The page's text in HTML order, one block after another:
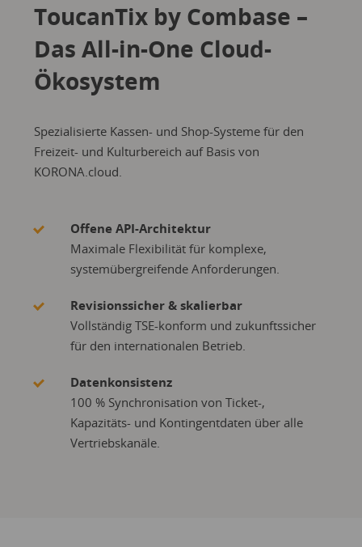
ToucanTix by Combase –
Das All-in-One Cloud-
Ökosystem
Spezialisierte Kassen- und Shop-Systeme für den
Freizeit- und Kulturbereich auf Basis von
KORONA.cloud.
Offene API-Architektur
Maximale Flexibilität für komplexe,
systemübergreifende Anforderungen.
Revisionssicher & skalierbar
Vollständig TSE-konform und zukunftssicher
für den internationalen Betrieb.
Datenkonsistenz
100 % Synchronisation von Ticket-,
Kapazitäts- und Kontingentdaten über alle
Vertriebskanäle.